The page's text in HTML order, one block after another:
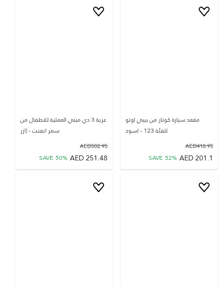
مقعد سيارة كونار من بيبي اوتو
للفئة 123 - اسود
418.95
AED
201.1
AED
SAVE 52%
عربة 3 دي ميني العملية للاطفال من
سمر انفنت - (ازر
502.95
AED
251.48
AED
SAVE 50%